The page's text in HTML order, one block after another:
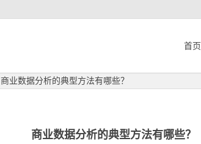
首页
商业数据分析的典型方法有哪些？
商业数据分析的典型方法有哪些？